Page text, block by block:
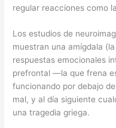
regular reacciones como
Los estudios de
muestran una amígdala
respuestas emocionales
prefrontal —la que frena
funcionando por debajo
mal, y al día siguiente
una tragedia griega.